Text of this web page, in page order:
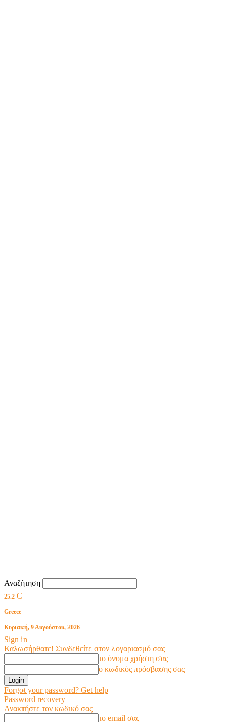
Αναζήτηση
25.2 C
Greece
Κυριακή, 9 Αυγούστου, 2026
Sign in
Καλωσήρθατε! Συνδεθείτε στον λογαριασμό σας
το όνομα χρήστη σας
ο κωδικός πρόσβασης σας
Forgot your password? Get help
Password recovery
Ανακτήστε τον κωδικό σας
το email σας